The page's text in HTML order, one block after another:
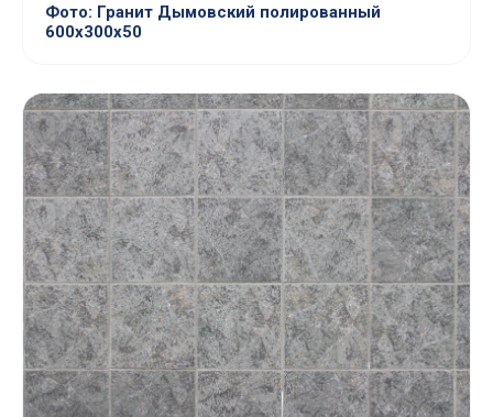
Фото: Гранит Дымовский полированный
600х300х50